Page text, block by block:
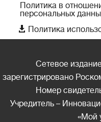
Политика в
персональных
 Политика
Сетевое
зарегистрировано
Номер
Учредитель –
«Мой